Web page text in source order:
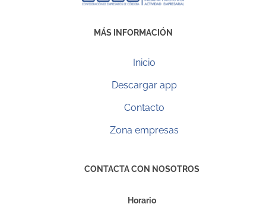
MÁS INFORMACIÓN
Inicio
Descargar app
Contacto
Zona empresas
CONTACTA CON NOSOTROS
Horario